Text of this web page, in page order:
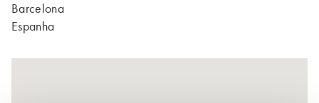
Barcelona
Espanha